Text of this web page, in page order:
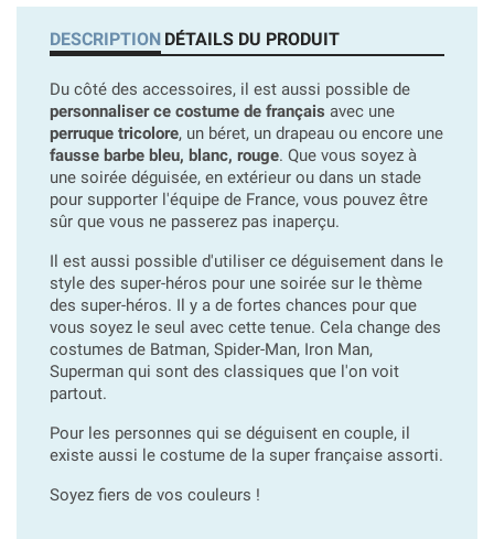
DESCRIPTION DÉTAILS DU PRODUIT
Du côté des accessoires, il est aussi possible de
personnaliser ce costume de français avec une
perruque tricolore, un béret, un drapeau ou encore une
fausse barbe bleu, blanc, rouge. Que vous soyez à
une soirée déguisée, en extérieur ou dans un stade
pour supporter l'équipe de France, vous pouvez être
sûr que vous ne passerez pas inaperçu.
Il est aussi possible d'utiliser ce déguisement dans le
style des super-héros pour une soirée sur le thème
des super-héros. Il y a de fortes chances pour que
vous soyez le seul avec cette tenue. Cela change des
costumes de Batman, Spider-Man, Iron Man,
Superman qui sont des classiques que l'on voit
partout.
Pour les personnes qui se déguisent en couple, il
existe aussi le costume de la super française assorti.
Soyez fiers de vos couleurs !